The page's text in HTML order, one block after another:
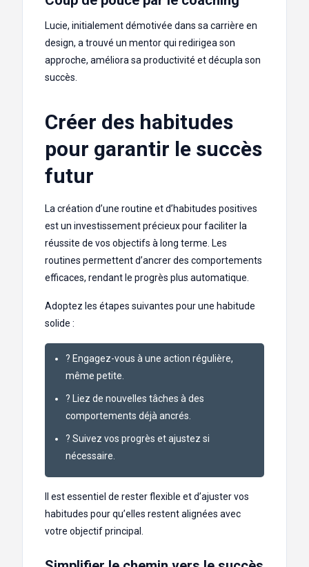
Lucie, initialement démotivée dans sa carrière en
design, a trouvé un mentor qui redirigea son
approche, améliora sa productivité et décupla son
succès.
Créer des habitudes
pour garantir le succès
futur
La création d’une routine et d’habitudes positives
est un investissement précieux pour faciliter la
réussite de vos objectifs à long terme. Les
routines permettent d’ancrer des comportements
efficaces, rendant le progrès plus automatique.
Adoptez les étapes suivantes pour une habitude
solide :
? Engagez-vous à une action régulière,
même petite.
? Liez de nouvelles tâches à des
comportements déjà ancrés.
? Suivez vos progrès et ajustez si
nécessaire.
Il est essentiel de rester flexible et d’ajuster vos
habitudes pour qu’elles restent alignées avec
votre objectif principal.